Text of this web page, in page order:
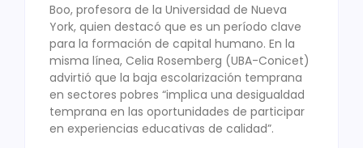
Boo, profesora de la Universidad de Nueva
York, quien destacó que es un período clave
para la formación de capital humano. En la
misma línea, Celia Rosemberg (UBA-Conicet)
advirtió que la baja escolarización temprana
en sectores pobres “implica una desigualdad
temprana en las oportunidades de participar
en experiencias educativas de calidad”.